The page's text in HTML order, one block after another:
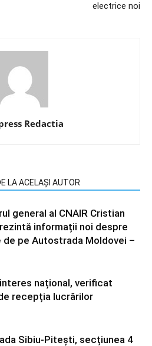
electrice noi
Redactia
LA ACELAȘI AUTOR
general al CNAIR Cristian
informații noi despre
de pe Autostrada Moldovei –
național, verificat
recepția lucrărilor
Sibiu-Pitești, secțiunea 4